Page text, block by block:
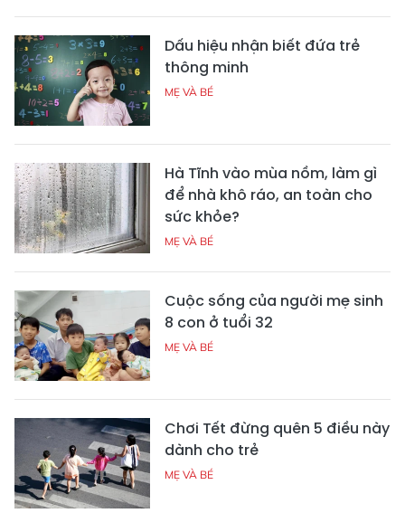
Dấu hiệu nhận biết đứa trẻ
thông minh
MẸ VÀ BÉ
Hà Tĩnh vào mùa nồm, làm gì
để nhà khô ráo, an toàn cho
sức khỏe?
MẸ VÀ BÉ
Cuộc sống của người mẹ sinh
8 con ở tuổi 32
MẸ VÀ BÉ
Chơi Tết đừng quên 5 điều này
dành cho trẻ
MẸ VÀ BÉ